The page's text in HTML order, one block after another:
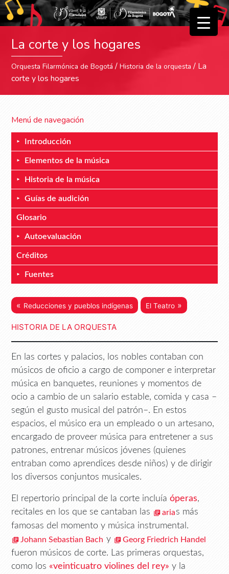
La corte y los hogares
Orquesta Filarmónica de Bogotá /Historia de la orquesta / La
corte y los hogares
Menú de navegación
Introducción
Elementos de la música
Historia de la música
Guías de audición
Glosario
Autoevaluación
Créditos
Fuentes
« Reducciones y pueblos indígenas El Teatro »
HISTORIA DE LA ORQUESTA
En las cortes y palacios, los nobles contaban con
músicos de oficio a cargo de componer e interpretar
música en banquetes, reuniones y momentos de
ocio a cambio de un salario estable, comida y casa –
según el gusto musical del patrón–. En estos
espacios, el músico era un empleado o un artesano,
encargado de proveer música para entretener a sus
patrones, entrenar músicos jóvenes (quienes
entraban como aprendices desde niños) y de dirigir
los diversos conjuntos musicales.
El repertorio principal de la corte incluíaóperas,
recitales en los que se cantaban las
arias más
famosas del momento y música instrumental.
Johann Sebastian Bach y Georg Friedrich Handel
fueron músicos de corte. Las primeras orquestas,
como los «veinticuatro violines del rey» y la